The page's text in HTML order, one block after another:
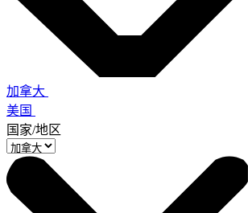
加拿大
美国
国家/地区